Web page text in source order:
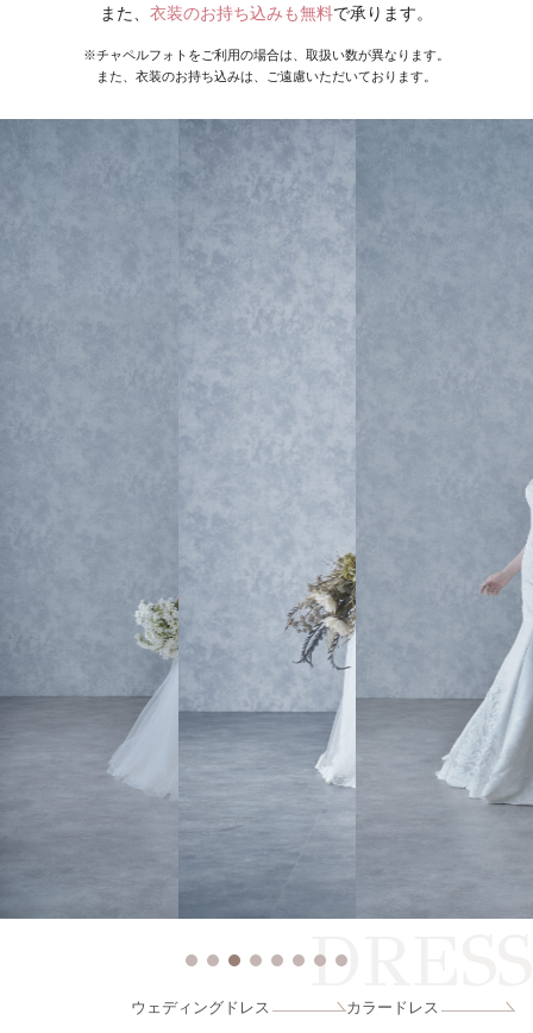
また、 衣装のお持ち込みも無料で承ります。
※チャペルフォトをご利用の場合は、取扱い数が異なります。
また、衣装のお持ち込みは、ご遠慮いただいております。
DRESS
ウェディングドレス カラードレス